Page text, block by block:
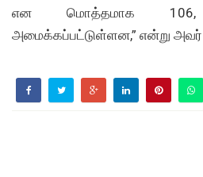
என மொத்தமாக 106,
அமைக்கப்பட்டுள்ளன,” என்று அவர்